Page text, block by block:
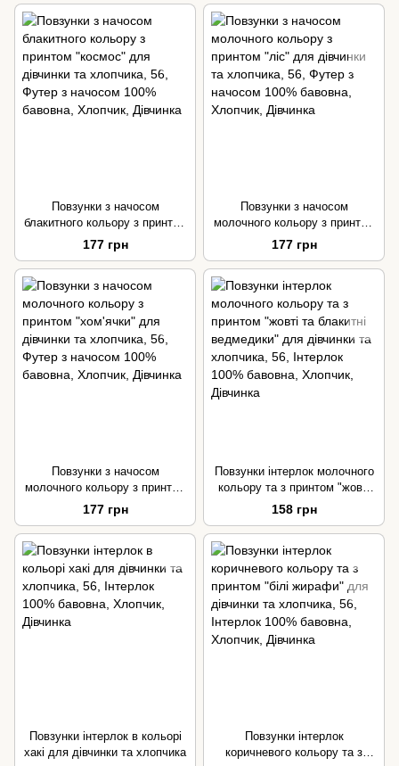
Повзунки з начосом
блакитного кольору з принтом
"космос" для дівчинки та
хлопчика
177 грн
Повзунки з начосом
молочного кольору з принтом
"ліс" для дівчинки та
хлопчика
177 грн
Повзунки з начосом
молочного кольору з принтом
"хом'ячки" для дівчинки та
хлопчика
177 грн
Повзунки інтерлок молочного
кольору та з принтом "жовті
та блакитні ведмедики" для
дівчинки та хлопчика
158 грн
Повзунки інтерлок в кольорі
хакі для дівчинки та хлопчика
Повзунки інтерлок
коричневого кольору та з